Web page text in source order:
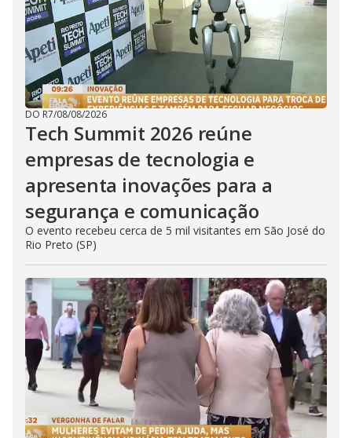
DO R7/08/08/2026
Tech Summit 2026 reúne
empresas de tecnologia e
apresenta inovações para a
segurança e comunicação
O evento recebeu cerca de 5 mil visitantes em São José do
Rio Preto (SP)